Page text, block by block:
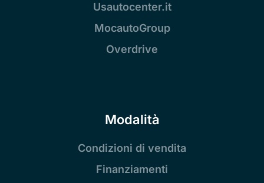
Usautocenter.it
MocautoGroup
Overdrive
Modalità
Condizioni di vendita
Finanziamenti